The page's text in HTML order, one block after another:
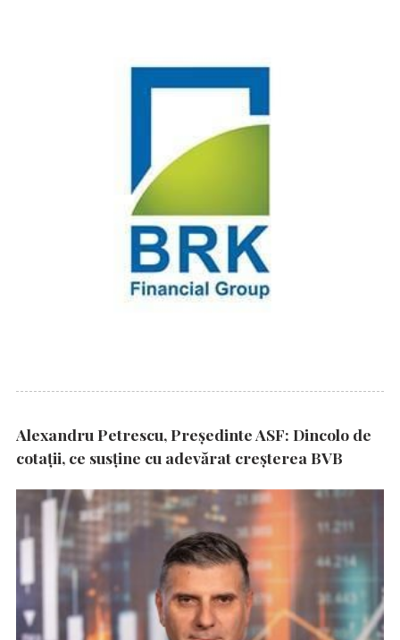
Alexandru Petrescu, Președinte ASF: Dincolo de
cotații, ce susține cu adevărat creșterea BVB